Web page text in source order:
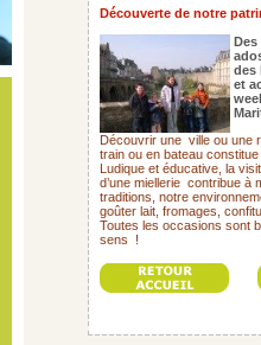
Découverte de notre
Des
des
et
Découvrir une ville ou une
train ou en bateau
Ludique et éducative, la
d’une miellerie contribue à
traditions, notre
goûter lait, fromages,
Toutes les occasions sont
sens !